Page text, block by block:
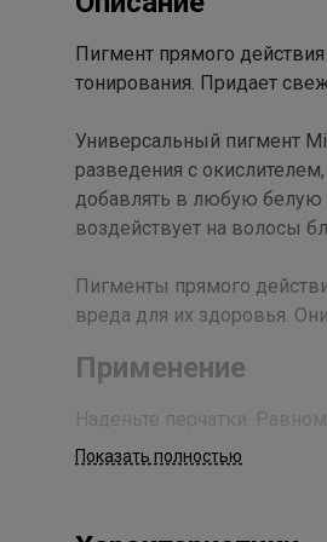
Пигмент прямого
тонирования. Придает
Универсальный пигмент
разведения с
добавлять в любую белую
воздействует на волосы
Пигменты прямого
вреда для их здоровья.
Применение
Наденьте перчатки.
волосы. Оставьте на 5-25
Состав
Показать полностью